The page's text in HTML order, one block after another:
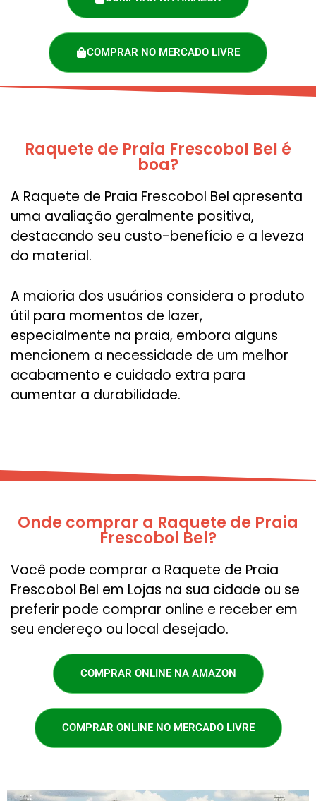
COMPRAR NO MERCADO LIVRE
Raquete de Praia Frescobol Bel é
boa?
A Raquete de Praia Frescobol Bel apresenta
uma avaliação geralmente positiva,
destacando seu custo-benefício e a leveza
do material.
A maioria dos usuários considera o produto
útil para momentos de lazer,
especialmente na praia, embora alguns
mencionem a necessidade de um melhor
acabamento e cuidado extra para
aumentar a durabilidade.
Onde comprar a Raquete de Praia
Frescobol Bel?
Você pode comprar a Raquete de Praia
Frescobol Bel em Lojas na sua cidade ou se
preferir pode comprar online e receber em
seu endereço ou local desejado.
COMPRAR ONLINE NA AMAZON
COMPRAR ONLINE NO MERCADO LIVRE